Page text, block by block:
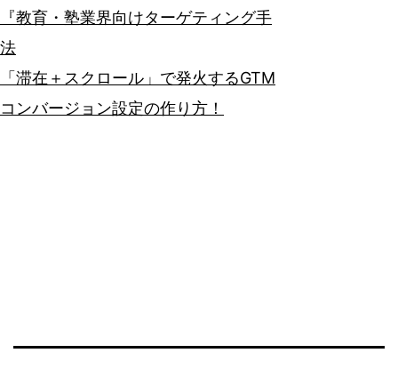
『教育・塾業界向けターゲティング手
法
「滞在＋スクロール」で発火するGTM
コンバージョン設定の作り方！